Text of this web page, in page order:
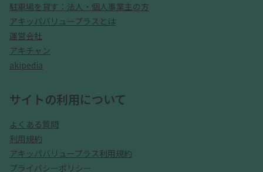
駐車場を貸す：法人・個人事業主の方
アキッパバリュープラスとは
運営会社
アキチャン
akipedia
サイトの利用について
よくある質問
利用規約
アキッパバリュープラス利用規約
プライバシーポリシー